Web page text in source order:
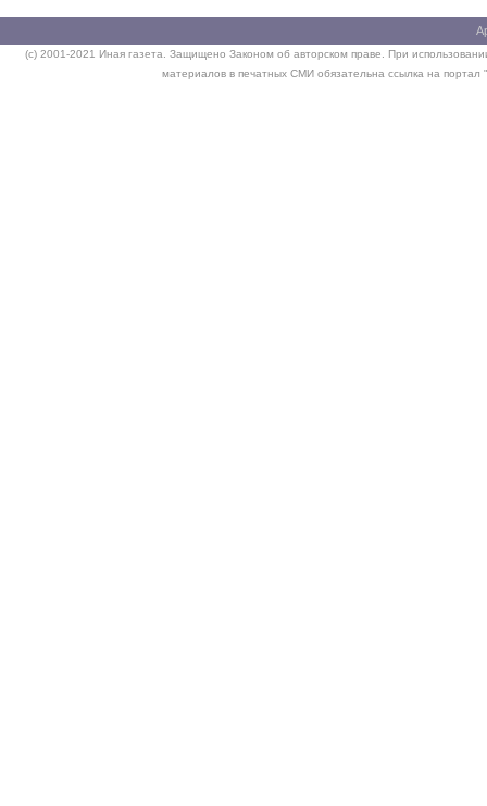
(c) 2001-2021 Иная газета. Защищено Законом об авторском праве. При
материалов в печатных СМИ обязательна ссылка на